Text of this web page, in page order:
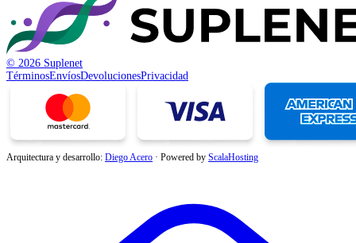
© 2026 Suplenet
TérminosEnvíosDevolucionesPrivacidad
Arquitectura y desarrollo: Diego Acero · Powered by ScalaHosting